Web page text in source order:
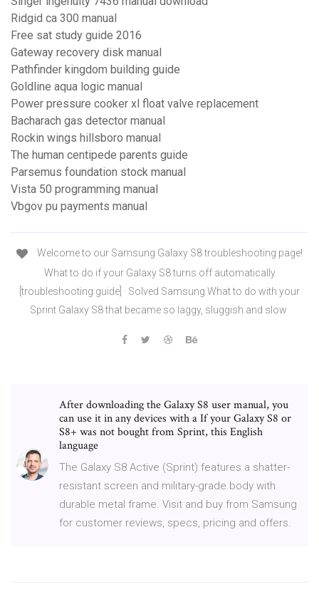
Ridgid ca 300 manual
Free sat study guide 2016
Gateway recovery disk manual
Pathfinder kingdom building guide
Goldline aqua logic manual
Power pressure cooker xl float valve replacement
Bacharach gas detector manual
Rockin wings hillsboro manual
The human centipede parents guide
Parsemus foundation stock manual
Vista 50 programming manual
Vbgov pu payments manual
Welcome to our Samsung Galaxy S8 troubleshooting page!
What to do if your Galaxy S8 turns off automatically
[troubleshooting guide] · Solved Samsung What to do with your
Sprint Galaxy S8 that became so laggy, sluggish and slow
After downloading the Galaxy S8 user manual, you
can use it in any devices with a If your Galaxy S8 or
S8+ was not bought from Sprint, this English
language
The Galaxy S8 Active (Sprint) features a shatter-
resistant screen and military-grade body with
durable metal frame. Visit and buy from Samsung
for customer reviews, specs, pricing and offers.